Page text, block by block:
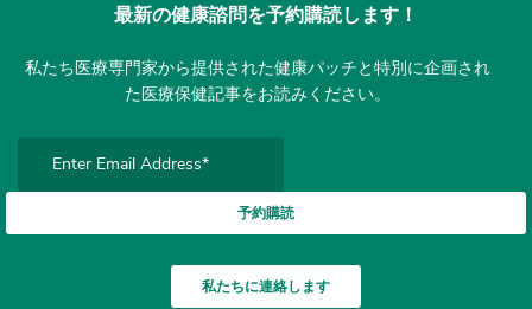
最新の健康諮問を予約購読します！
私たち医療専門家から提供された健康パッチと特別に企画され
た医療保健記事をお読みください。
予約購読
私たちに連絡します